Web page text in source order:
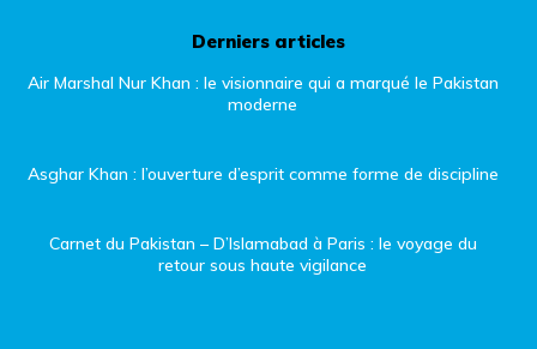
Derniers articles
Air Marshal Nur Khan : le visionnaire qui a marqué le Pakistan
moderne
Asghar Khan : l’ouverture d’esprit comme forme de discipline
Carnet du Pakistan – D’Islamabad à Paris : le voyage du
retour sous haute vigilance